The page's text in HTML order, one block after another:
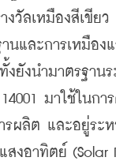
งวัลเหมืองสีเขีย
นและการเหมือง
ยังนำมาตรฐาน
มาใช้ในกา
ผลิต และอยู่ระห
สงอาทิตย์ (Solar